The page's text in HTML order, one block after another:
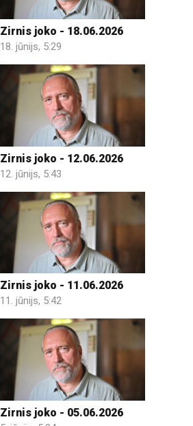
Zirnis joko - 18.06.2026
18. jūnijs, 5:29
Zirnis joko - 12.06.2026
12. jūnijs, 5:43
Zirnis joko - 11.06.2026
11. jūnijs, 5:42
Zirnis joko - 05.06.2026